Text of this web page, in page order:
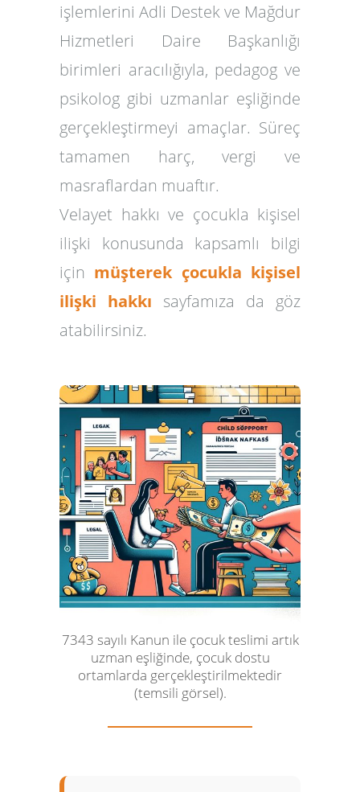
işlemlerini Adli Destek ve Mağdur
Hizmetleri Daire Başkanlığı
birimleri aracılığıyla, pedagog ve
psikolog gibi uzmanlar eşliğinde
gerçekleştirmeyi amaçlar. Süreç
tamamen harç, vergi ve
masraflardan muaftır.
Velayet hakkı ve çocukla kişisel
ilişki konusunda kapsamlı bilgi
için müşterek çocukla kişisel
ilişki hakkı sayfamıza da göz
atabilirsiniz.
7343 sayılı Kanun ile çocuk teslimi artık
uzman eşliğinde, çocuk dostu
ortamlarda gerçekleştirilmektedir
(temsili görsel).